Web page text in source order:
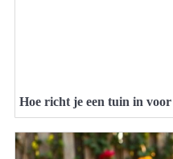
Hoe richt je een tuin in voor